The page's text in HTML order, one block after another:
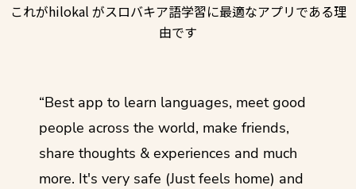
これがhilokal がスロバキア語学習に最適なアプリである理
由です
“Best app to learn languages, meet good
people across the world, make friends,
share thoughts & experiences and much
more. It's very safe (Just feels home) and